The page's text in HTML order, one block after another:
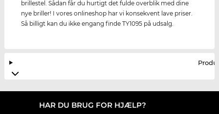
brillestel. Sådan får du hurtigt det fulde overblik med dine
nye briller! I vores onlineshop har vi konsekvent lave priser.
Så billigt kan du ikke engang finde TY1095 på udsalg.
HAR DU BRUG FOR HJÆLP?